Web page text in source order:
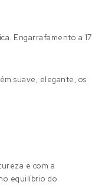
Engarrafamento a 17
suave, elegante, os
e com a
equilíbrio do